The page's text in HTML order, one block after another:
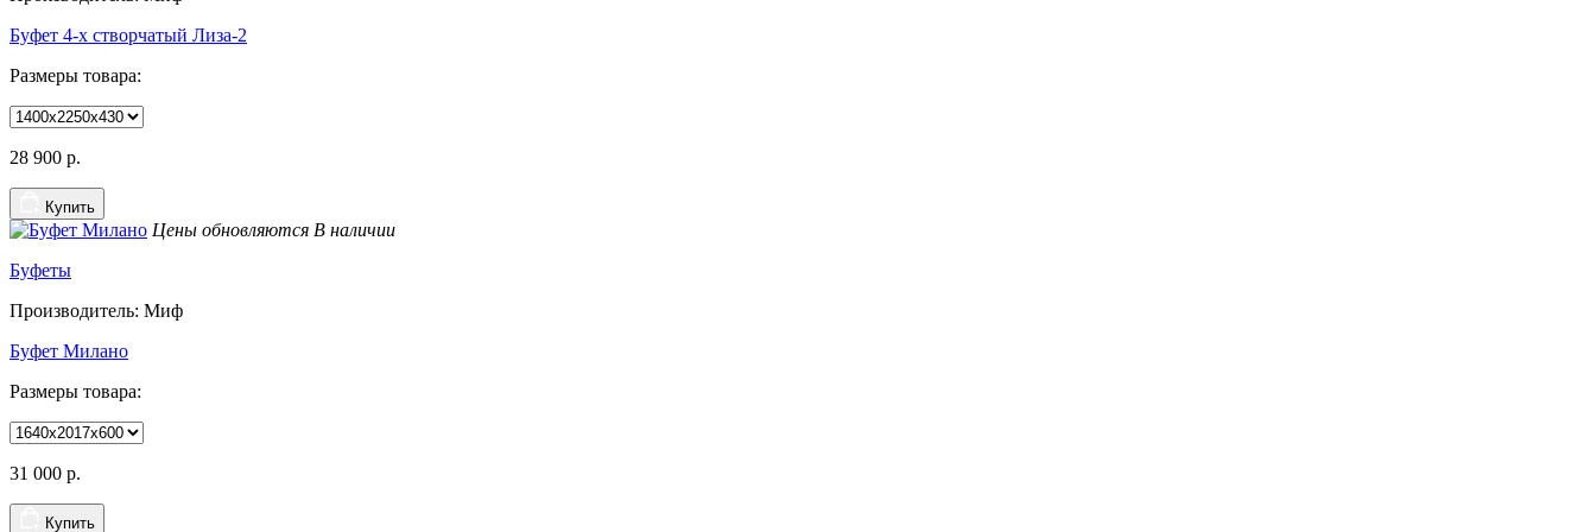
Буфет 4-х створчатый Лиза-2
Размеры товара:
28 900 р.
Купить
Цены обновляются В наличии
Буфеты
Производитель: Миф
Буфет Милано
Размеры товара:
31 000 р.
Купить